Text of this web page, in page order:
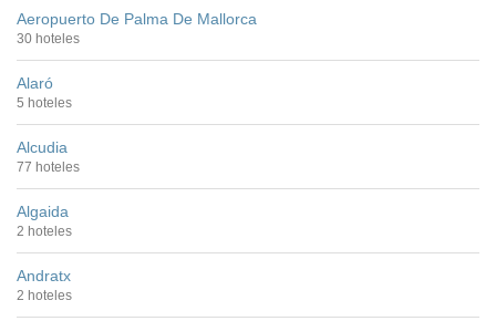
Aeropuerto De Palma De Mallorca
30 hoteles
Alaró
5 hoteles
Alcudia
77 hoteles
Algaida
2 hoteles
Andratx
2 hoteles